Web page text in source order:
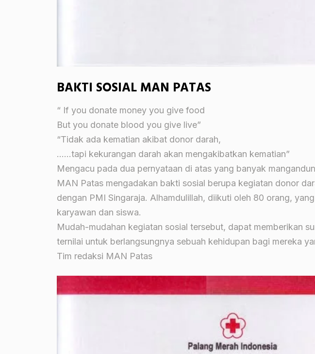
BAKTI SOSIAL MAN PATAS
“ If you donate money you give food
But you donate blood you give live”
“Tidak ada kematian akibat donor darah,
……tapi kekurangan darah akan mengakibatkan kematian”
Mengacu pada dua pernyataan di atas yang banyak
MAN Patas mengadakan bakti sosial berupa kegiatan donor
dengan PMI Singaraja. Alhamdulillah, diikuti oleh 80 orang,
karyawan dan siswa.
Mudah-mudahan kegiatan sosial tersebut, dapat memberikan
ternilai untuk berlangsungnya sebuah kehidupan bagi mereka
Tim redaksi MAN Patas